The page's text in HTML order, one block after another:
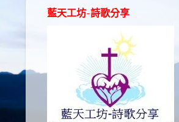
藍天工坊-詩歌分享